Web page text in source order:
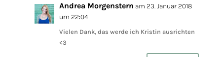
Andrea Morgenstern am 23. Januar 2018
um 22:04
Vielen Dank, das werde ich Kristin ausrichten
<3